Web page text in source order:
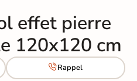
effet pierre
120x120 cm
Rappel